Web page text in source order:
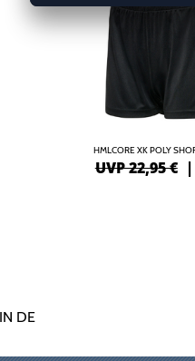
HMLCORE XK POLY
UVP 22,95 € |
DE